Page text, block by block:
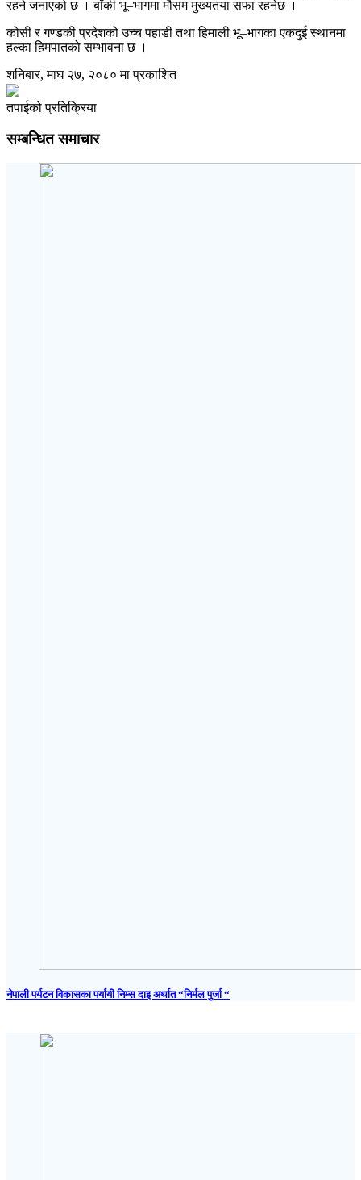
रहने जनाएको छ । बाँकी भू–भागमा मौसम मुख्यतया सफा रहनेछ ।
कोसी र गण्डकी प्रदेशको उच्च पहाडी तथा हिमाली भू–भागका एकदुई स्थानमा
हल्का हिमपातको सम्भावना छ ।
शनिबार, माघ २७, २०८० मा प्रकाशित
तपाईको प्रतिक्रिया
सम्बन्धित समाचार
नेपाली पर्यटन विकासका पर्यायी निम्स दाइ अर्थात “निर्मल पुर्जा “